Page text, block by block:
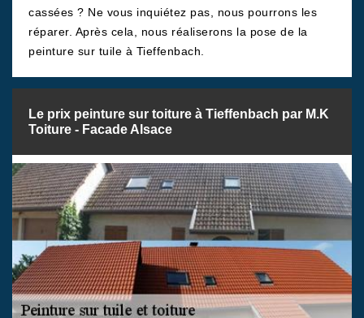
cassées ? Ne vous inquiétez pas, nous pourrons les
réparer. Après cela, nous réaliserons la pose de la
peinture sur tuile à Tieffenbach.
Le prix peinture sur toiture à Tieffenbach par M.K
Toiture - Facade Alsace